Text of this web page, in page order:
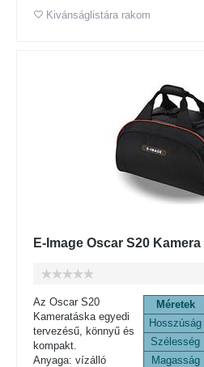
Kivánságlistára rakom
E-Image Oscar S20
Méretek
Hosszúság
Szélesség
Magasság
Az Oscar S20
Kameratáska egyedi
tervezésű, könnyű és
kompakt.
Anyaga: vízálló